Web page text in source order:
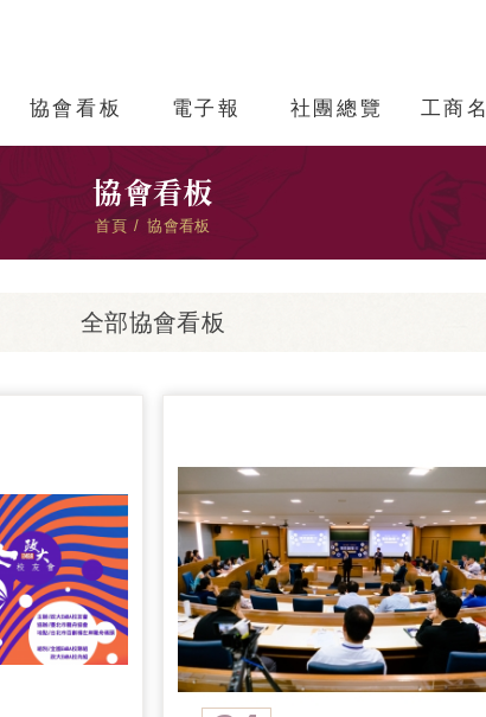
協會看板 電子報 社團總覽 工商
協會看板
首頁 協會看板
全部協會看板